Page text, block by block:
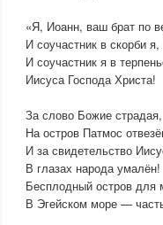
«Я, Иоанн, ваш брат по
И соучастник в скорби я,
И соучастник я в
Иисуса Господа Христа!
За слово Божие страдая,
На остров Патмос
И за свидетельство
В глазах народа умалён!
Бесплодный остров для
В Эгейском море —